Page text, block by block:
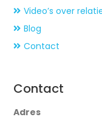
Video’s over
Blog
Contact
Contact
Adres